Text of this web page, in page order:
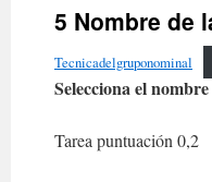
5 Nombre de
Tecnicadelgruponominal
Selecciona el
Tarea puntuación 0,2